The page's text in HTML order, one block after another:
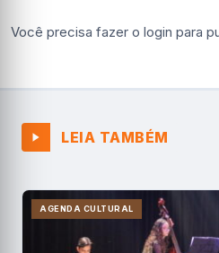
Você precisa fazer o login para
LEIA TAMBÉM
AGENDA CULTURAL